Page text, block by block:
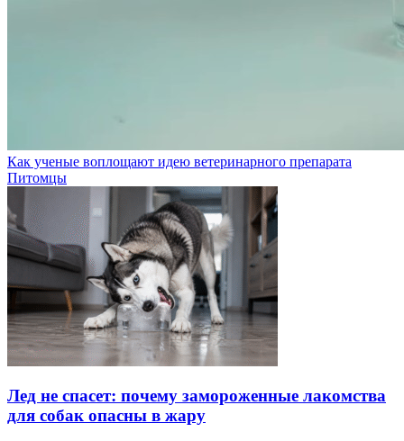
Как ученые воплощают идею ветеринарного препарата
Питомцы
Лед не спасет: почему замороженные лакомства
для собак опасны в жару